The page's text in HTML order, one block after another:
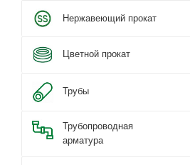
Нержавеющий прокат
Цветной прокат
Трубы
Трубопроводная
арматура